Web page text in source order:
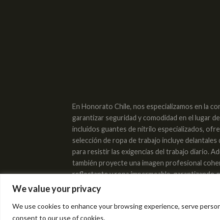
We value your privacy
We use cookies to enhance your browsing experience, serve
consent to our use of cookies.
En Honorato Chile, nos especializamos en la
garantizar seguridad y comodidad en el lugar
incluidos guantes de nitrilo especializados,
selección de ropa de trabajo incluye
para resistir las exigencias del trabajo diario.
también proyecte una imagen profesional
reflectante y ropa impermeable, garantizando
industrial y lentes de protección
trabajador en mente. En Honorato Chile,